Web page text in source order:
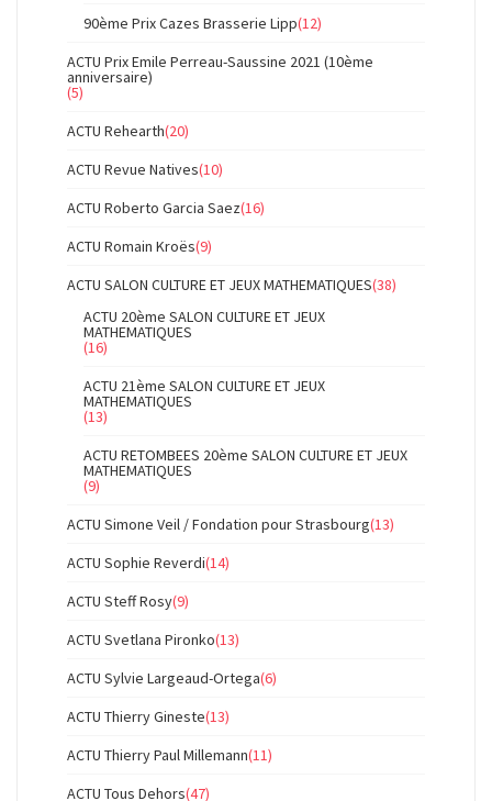
90ème Prix Cazes Brasserie Lipp(12)
ACTU Prix Emile Perreau-Saussine 2021 (10ème
anniversaire)
(5)
ACTU Rehearth(20)
ACTU Revue Natives(10)
ACTU Roberto Garcia Saez(16)
ACTU Romain Kroës(9)
ACTU SALON CULTURE ET JEUX MATHEMATIQUES(38)
ACTU 20ème SALON CULTURE ET JEUX
MATHEMATIQUES
(16)
ACTU 21ème SALON CULTURE ET JEUX
MATHEMATIQUES
(13)
ACTU RETOMBEES 20ème SALON CULTURE ET JEUX
MATHEMATIQUES
(9)
ACTU Simone Veil / Fondation pour Strasbourg(13)
ACTU Sophie Reverdi(14)
ACTU Steff Rosy(9)
ACTU Svetlana Pironko(13)
ACTU Sylvie Largeaud-Ortega(6)
ACTU Thierry Gineste(13)
ACTU Thierry Paul Millemann(11)
ACTU Tous Dehors(47)